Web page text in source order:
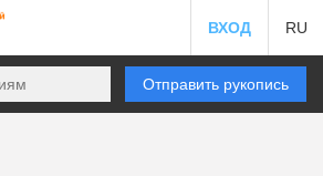
ВХОД RU
Отправить рукопись